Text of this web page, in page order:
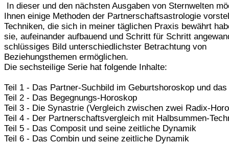
In dieser und den nächsten Ausgaben von Sternwelten
Ihnen einige Methoden der Partnerschaftsastrologie
Techniken, die sich in meiner täglichen Praxis bewährt
sie, aufeinander aufbauend und Schritt für Schritt
schlüssiges Bild unterschiedlichster Betrachtung von
Beziehungsthemen ermöglichen.
Die sechsteilige Serie hat folgende Inhalte:
Teil 1 - Das Partner-Suchbild im Geburtshoroskop und
Teil 2 - Das Begegnungs-Horoskop
Teil 3 - Die Synastrie (Vergleich zwischen zwei Radix-
Teil 4 - Der Partnerschaftsvergleich mit Halbsummen-
Teil 5 - Das Composit und seine zeitliche Dynamik
Teil 6 - Das Combin und seine zeitliche Dynamik